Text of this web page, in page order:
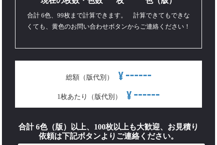
合計 6色、99枚まで計算できます。 計算できてもできな
くても、黄色のお問い合わせボタンからご連絡ください！
総額（版代別） ¥ ------
1枚あたり（版代別） ¥------
合計 6色（版）以上、100枚以上も大歓迎、お見積り
依頼は下記ボタンよりご連絡ください。